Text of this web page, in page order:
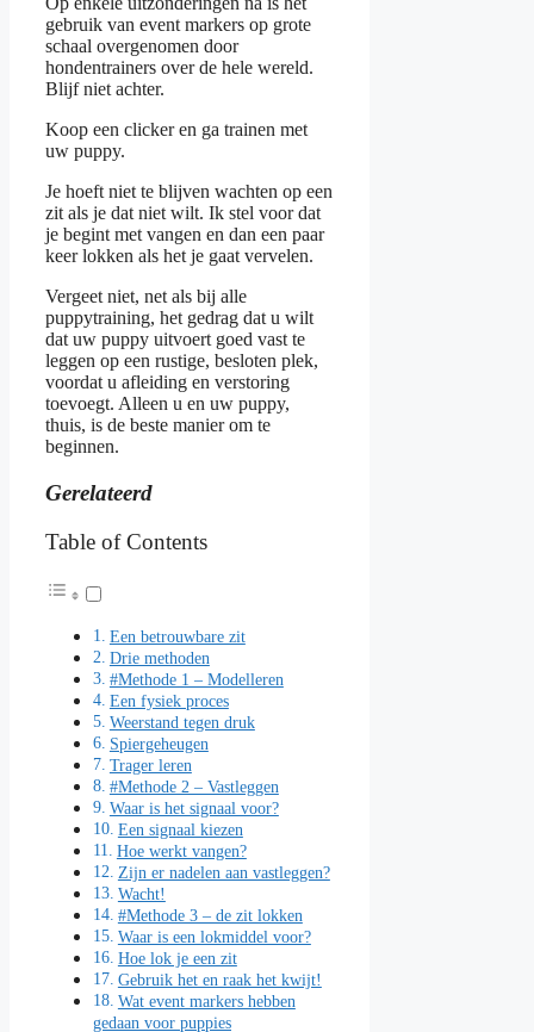
gebruik van event markers op grote
schaal overgenomen door
hondentrainers over de hele wereld.
Blijf niet achter.
Koop een clicker en ga trainen met
uw puppy.
Je hoeft niet te blijven wachten op een
zit als je dat niet wilt. Ik stel voor dat
je begint met vangen en dan een paar
keer lokken als het je gaat vervelen.
Vergeet niet, net als bij alle
puppytraining, het gedrag dat u wilt
dat uw puppy uitvoert goed vast te
leggen op een rustige, besloten plek,
voordat u afleiding en verstoring
toevoegt. Alleen u en uw puppy,
thuis, is de beste manier om te
beginnen.
Gerelateerd
Table of Contents
Een betrouwbare zit
Drie methoden
#Methode 1 – Modelleren
Een fysiek proces
Weerstand tegen druk
Spiergeheugen
Trager leren
#Methode 2 – Vastleggen
Waar is het signaal voor?
Een signaal kiezen
Hoe werkt vangen?
Zijn er nadelen aan vastleggen?
Wacht!
#Methode 3 – de zit lokken
Waar is een lokmiddel voor?
Hoe lok je een zit
Gebruik het en raak het kwijt!
Wat event markers hebben
gedaan voor puppies